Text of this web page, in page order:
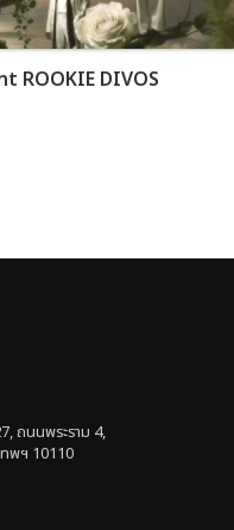
ROOKIE DIVOS
ถนนพระราม 4,
พฯ 10110